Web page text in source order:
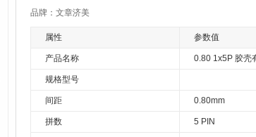
品牌：文章济美
属性 参数值
产品名称 0.80 1x5P 胶壳
规格型号
间距 0.80mm
拼数 5 PIN